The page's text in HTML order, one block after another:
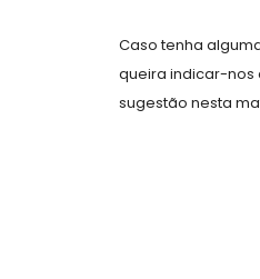
Caso tenha
queira indicar-nos
sugestão nesta